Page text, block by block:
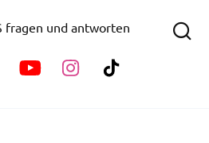
fragen und antworten